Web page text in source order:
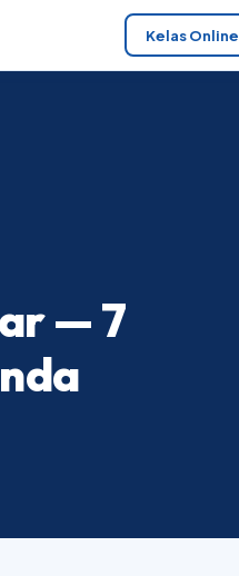
Kelas Online
— 7